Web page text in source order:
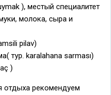
), местый специалитет
молока, сыра и
pilav)
тур. karalahana sarması)
)
рекомендуем